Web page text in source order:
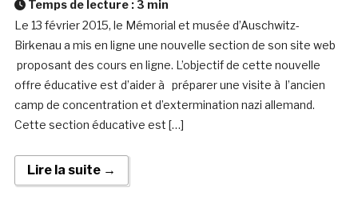
Temps de lecture : 3 min
Le 13 février 2015, le Mémorial et musée d’Auschwitz-
Birkenau a mis en ligne une nouvelle section de son site web
proposant des cours en ligne. L’objectif de cette nouvelle
offre éducative est d’aider à préparer une visite à l’ancien
camp de concentration et d’extermination nazi allemand.
Cette section éducative est […]
Lire la suite →